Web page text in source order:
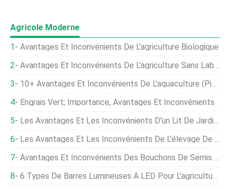
Agricole Moderne
Avantages Et Inconvénients De L'agriculture Biologique
Avantages Et Inconvénients De L'agriculture Sans Labour
10+ Avantages Et Inconvénients De L'aquaculture (pisciculture)
Engrais Vert; Importance, Avantages Et Inconvénients
Les Avantages Et Les Inconvénients D'un Lit De Jardin Surélevé
Les Avantages Et Les Inconvénients De L'élevage De Lapins En Liberté Par Rapport À L'élevage En Batterie.
Avantages Et Inconvénients Des Bouchons De Semis Liés Aux Polymères
6 Types De Barres Lumineuses À LED Pour L'agriculture En Intérieur